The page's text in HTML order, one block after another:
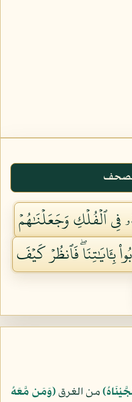
فِي ٱلۡفُلۡكِ وَجَعَلۡنَٰهُمۡ
بِـَٔايَٰتِنَاۖ فَٱنظُرۡ كَيۡفَ
من الغرق﴿وَمَن مَّعَهُ